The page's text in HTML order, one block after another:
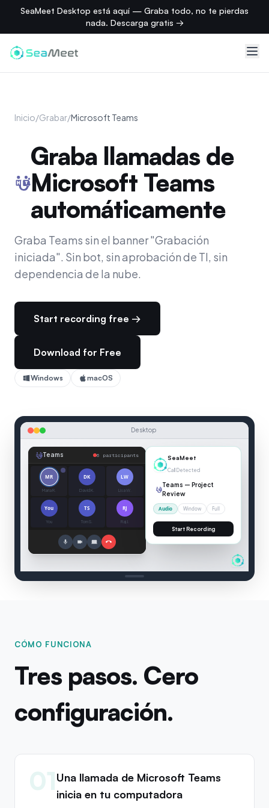
SeaMeet Desktop está aquí — Graba todo, no te pierdas
nada. Descarga gratis →
Inicio/Grabar/Microsoft Teams
Graba llamadas de
Microsoft Teams
automáticamente
Graba Teams sin el banner "Grabación
iniciada". Sin bot, sin aprobación de TI, sin
dependencia de la nube.
Start recording free →
Download for Free
Windows macOS
Desktop
Teams 6 participants
MR
Maria R.
DK
David K.
LW
Lisa W.
You
You
TS
Tom S.
RJ
Raj J.
00:04
Project Review: The client
2 speakers 00:04
CÓMO FUNCIONA
Tres pasos. Cero
configuración.
01Una llamada de Microsoft Teams
inicia en tu computadora